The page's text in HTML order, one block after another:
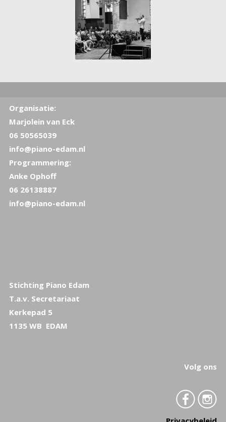
Organisatie:
Marjolein van Eck
06 50565039
info@piano-edam.nl
Programmering:
Anke Ophoff
06 26138887
info@piano-edam.nl
Stichting Piano Edam
T.a.v. Secretariaat
Kerkepad 5
1135 WB EDAM
Volg ons